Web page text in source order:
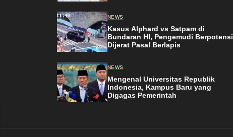
NEWS
Kasus Alphard vs Satpam di
Bundaran HI, Pengemudi Berpotensi
Dijerat Pasal Berlapis
NEWS
Mengenal Universitas Republik
Indonesia, Kampus Baru yang
Digagas Pemerintah